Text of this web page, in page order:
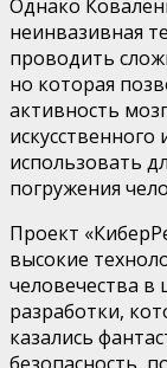
Однако
неинвазивная
проводить
но которая
активность
использовать
погружения
Проект
высокие
человечества в
разработки,
казались